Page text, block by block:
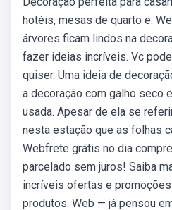
hotéis, mesas de quarto e.
árvores ficam lindos na
fazer ideias incríveis. Vc
quiser. Uma ideia de
a decoração com galho seco
usada. Apesar de ela se
nesta estação que as folhas
Webfrete grátis no dia
parcelado sem juros! Saiba
incríveis ofertas e
produtos. Web — já pensou